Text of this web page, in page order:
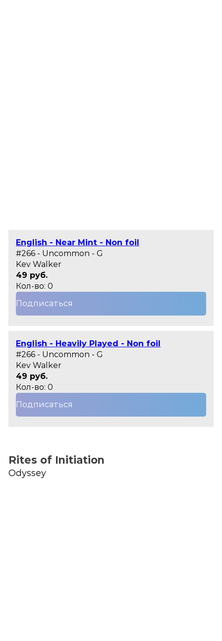
English - Near Mint - Non foil
#266 - Uncommon - G
Kev Walker
49 руб.
Кол-во: 0
Подписаться
English - Heavily Played - Non foil
#266 - Uncommon - G
Kev Walker
49 руб.
Кол-во: 0
Подписаться
Rites of Initiation
Odyssey